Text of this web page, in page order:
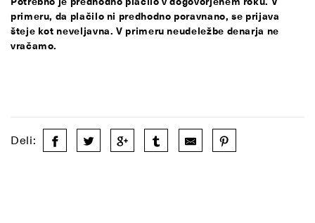
primeru, da plačilo ni predhodno poravnano, se prijava
šteje kot neveljavna. V primeru neudeležbe denarja ne
vračamo.
Deli: